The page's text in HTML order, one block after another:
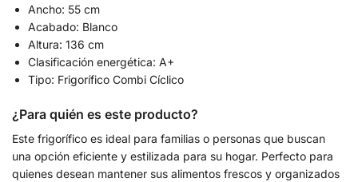
Ancho: 55 cm
Acabado: Blanco
Altura: 136 cm
Clasificación energética: A+
Tipo: Frigorífico Combi Cíclico
¿Para quién es este producto?
Este frigorífico es ideal para familias o personas que buscan
una opción eficiente y estilizada para su hogar. Perfecto para
quienes desean mantener sus alimentos frescos y organizados